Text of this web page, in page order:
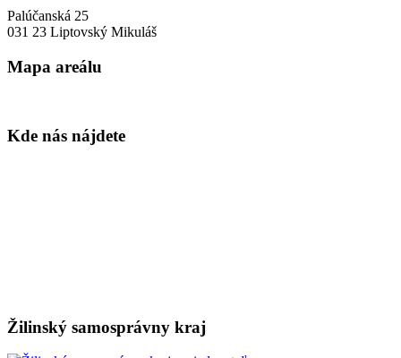
Palúčanská 25
031 23 Liptovský Mikuláš
Mapa areálu
Kde nás nájdete
Žilinský samosprávny kraj